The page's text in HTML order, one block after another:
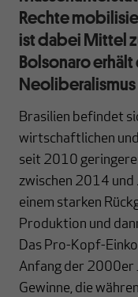
Rechte
ist dabei Mittel
Bolsonaro
Neoliberalismus
Brasilien befindet
wirtschaftlichen
seit 2010
zwischen 2014
einem starken
Produktion und
Das Pro-Kopf-
Anfang der 2000er
Gewinne, die